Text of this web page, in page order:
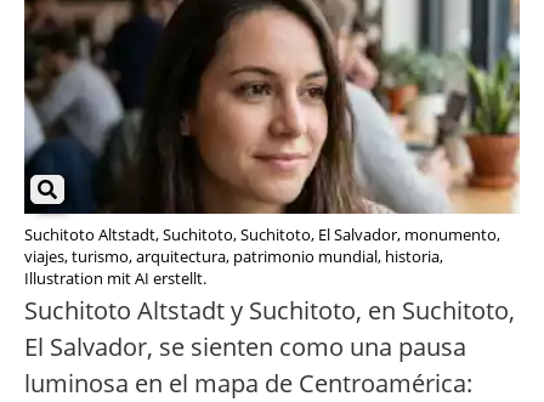
Suchitoto Altstadt, Suchitoto, Suchitoto, El Salvador, monumento,
viajes, turismo, arquitectura, patrimonio mundial, historia,
Illustration mit AI erstellt.
Suchitoto Altstadt y Suchitoto, en Suchitoto,
El Salvador, se sienten como una pausa
luminosa en el mapa de Centroamérica: